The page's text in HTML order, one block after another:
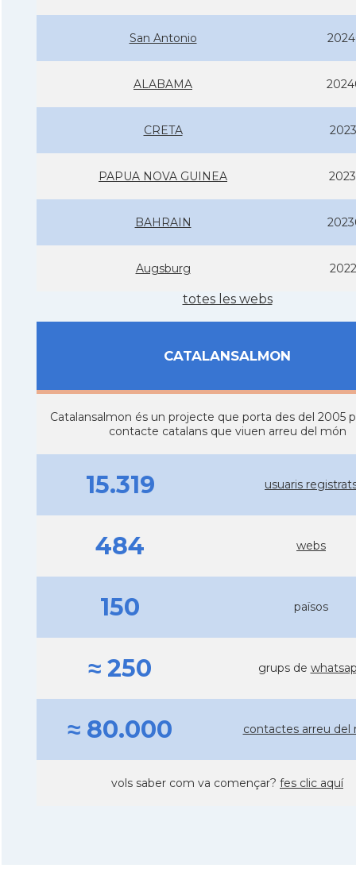
San Antonio
ALABAMA
CRETA
PAPUA NOVA GUINEA
BAHRAIN
Augsburg
totes les webs
CATALANSALMON
Catalansalmon és un projecte que porta des del 2005
contacte catalans que viuen arreu del món
15.319 usuaris
484 webs
150 països
≈ 250 grups de
≈ 80.000 contactes arreu del
vols saber com va començar? fes clic aquí